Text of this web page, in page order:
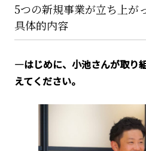
5つの新規事業が立ち上が
具体的内容
―はじめに、小池さんが取り
えてください。